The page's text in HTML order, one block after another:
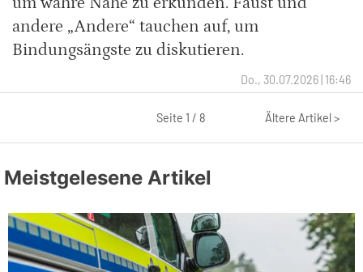
andere „Andere“ tauchen auf, um
Bindungsängste zu diskutieren.
Do., 30.07.2026 | 16:46
Seite 1 / 8 Ältere Artikel >
Meistgelesene Artikel